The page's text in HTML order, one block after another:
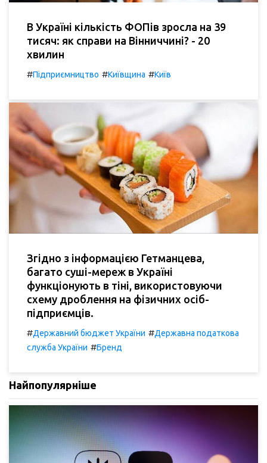
В Україні кількість ФОПів зросла на 39
тисяч: як справи на Вінниччині? - 20
хвилин
#Підприємництво #Київщина #Київ
Згідно з інформацією Гетманцева,
багато суші-мереж в Україні
функціонують в тіні, використовуючи
схему дроблення на фізичних осіб-
підприємців.
#Державний бюджет України #Державна податкова
служба України #Бренд
Найпопулярніше